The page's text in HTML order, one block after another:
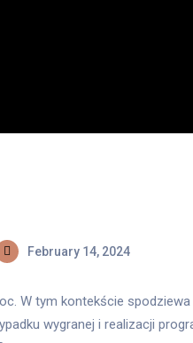
February 14, 2024
W tym kontekście
wygranej i realizacji